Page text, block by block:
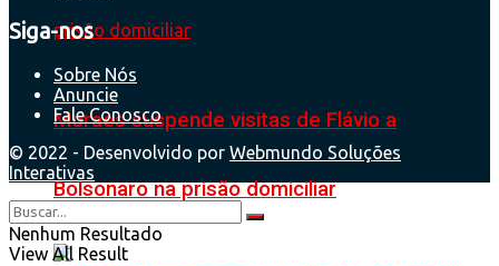
Moraes suspende visitas de Flávio a
Bolsonaro na prisão domiciliar
Siga-nos
Sobre Nós
Anuncie
Fale Conosco
© 2022 - Desenvolvido por Webmundo Soluções
Interativas
Nenhum Resultado
View All Result